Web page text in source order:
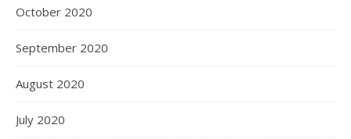
October 2020
September 2020
August 2020
July 2020